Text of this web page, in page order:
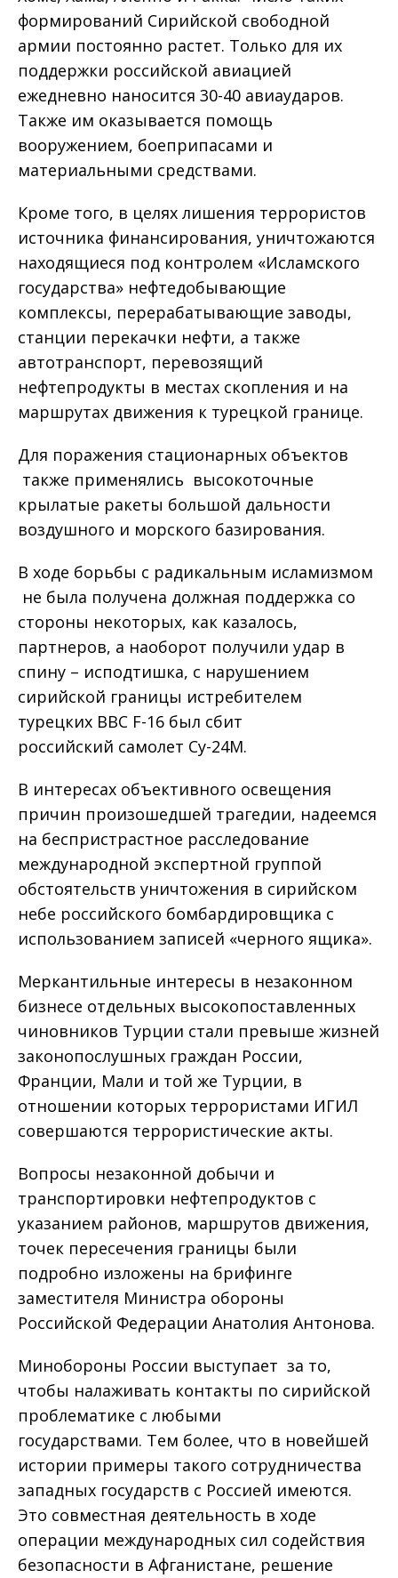
формирований Сирийской свободной
армии постоянно растет. Только для их
поддержки российской авиацией
ежедневно наносится 30-40 авиаударов.
Также им оказывается помощь
вооружением, боеприпасами и
материальными средствами.
Кроме того, в целях лишения террористов
источника финансирования, уничтожаются
находящиеся под контролем «Исламского
государства» нефтедобывающие
комплексы, перерабатывающие заводы,
станции перекачки нефти, а также
автотранспорт, перевозящий
нефтепродукты в местах скопления и на
маршрутах движения к турецкой границе.
Для поражения стационарных объектов
также применялись высокоточные
крылатые ракеты большой дальности
воздушного и морского базирования.
В ходе борьбы с радикальным исламизмом
не была получена должная поддержка со
стороны некоторых, как казалось,
партнеров, а наоборот получили удар в
спину – исподтишка, с нарушением
сирийской границы истребителем
турецких ВВС F-16 был сбит
российский самолет Су-24М.
В интересах объективного освещения
причин произошедшей трагедии, надеемся
на беспристрастное расследование
международной экспертной группой
обстоятельств уничтожения в сирийском
небе российского бомбардировщика с
использованием записей «черного ящика».
Меркантильные интересы в незаконном
бизнесе отдельных высокопоставленных
чиновников Турции стали превыше жизней
законопослушных граждан России,
Франции, Мали и той же Турции, в
отношении которых террористами ИГИЛ
совершаются террористические акты.
Вопросы незаконной добычи и
транспортировки нефтепродуктов с
указанием районов, маршрутов движения,
точек пересечения границы были
подробно изложены на брифинге
заместителя Министра обороны
Российской Федерации Анатолия Антонова.
Минобороны России выступает за то,
чтобы налаживать контакты по сирийской
проблематике с любыми
государствами. Тем более, что в новейшей
истории примеры такого сотрудничества
западных государств с Россией имеются.
Это совместная деятельность в ходе
операции международных сил содействия
безопасности в Афганистане, решение